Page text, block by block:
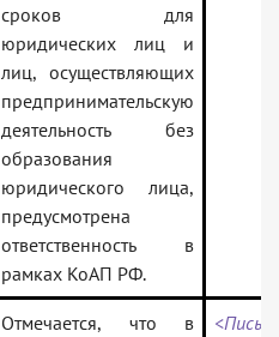
сроков для
юридических лиц и
лиц, осуществляющих
предпринимательскую
деятельность без
образования
юридического лица,
предусмотрена
ответственность в
рамках КоАП РФ.
Отмечается, что в